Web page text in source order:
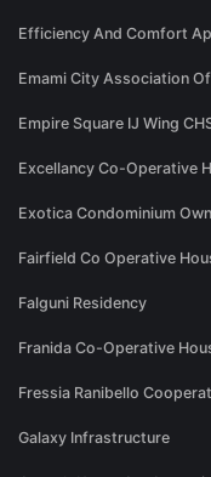
Efficiency And Comfort
Emami City Association
Empire Square IJ Wing
Excellancy Co-Operative
Exotica Condominium
Fairfield Co Operative
Falguni Residency
Franida Co-Operative
Fressia Ranibello
Galaxy Infrastructure